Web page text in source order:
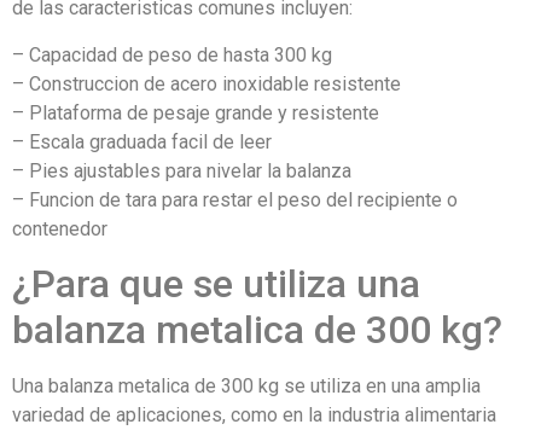
de las caracteristicas comunes incluyen:
– Capacidad de peso de hasta 300 kg
– Construccion de acero inoxidable resistente
– Plataforma de pesaje grande y resistente
– Escala graduada facil de leer
– Pies ajustables para nivelar la balanza
– Funcion de tara para restar el peso del recipiente o
contenedor
¿Para que se utiliza una
balanza metalica de 300 kg?
Una balanza metalica de 300 kg se utiliza en una amplia
variedad de aplicaciones, como en la industria alimentaria